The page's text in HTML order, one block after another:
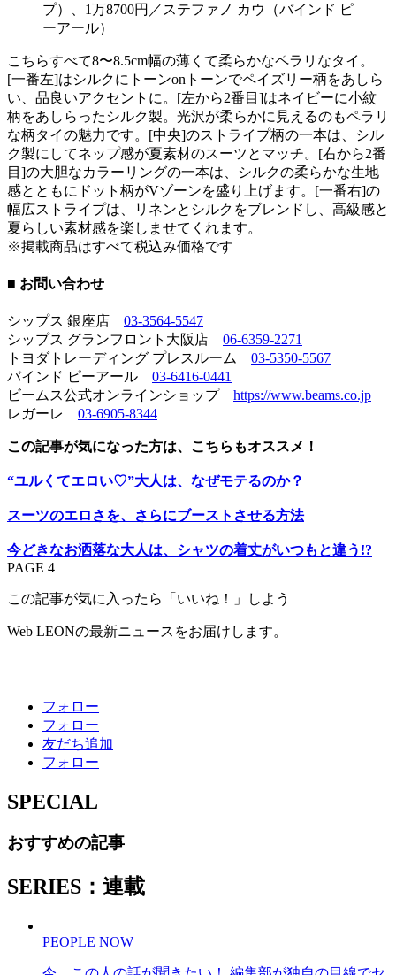
プ）、1万8700円／ステファノ カウ（バインド ピ
ーアール）
こちらすべて8〜8.5cm幅の薄くて柔らかなペラリなタイ。
[一番左]はシルクにトーンonトーンでペイズリー柄をあしら
い、品良いアクセントに。[左から2番目]はネイビーに小紋
柄をあしらったシルク製。光沢が柔らかに見えるのもペラリ
な柄タイの魅力です。[中央]のストライプ柄の一本は、シル
ク製にしてネップ感が夏素材のスーツとマッチ。[右から2番
目]の大胆なカラーリングの一本は、シルクの柔らかな生地
感とともにドット柄がVゾーンを盛り上げます。[一番右]の
幅広ストライプは、リネンとシルクをブレンドし、高級感と
夏らしい素材感を楽しませてくれます。
※掲載商品はすべて税込み価格です
■ お問い合わせ
シップス 銀座店 03-3564-5547
シップス グランフロント大阪店 06-6359-2271
トヨダトレーディング プレスルーム 03-5350-5567
バインド ピーアール 03-6416-0441
ビームス公式オンラインショップ https://www.beams.co.jp
レガーレ 03-6905-8344
この記事が気になった方は、こちらもオススメ！
“ユルくてエロい♡”大人は、なぜモテるのか？
スーツのエロさを、さらにブーストさせる方法
今どきなお洒落な大人は、シャツの着丈がいつもと違う!?
PAGE 4
この記事が気に入ったら「いいね！」しよう
Web LEONの最新ニュースをお届けします。
フォロー
フォロー
友だち追加
フォロー
SPECIAL
おすすめの記事
SERIES：連載
PEOPLE NOW